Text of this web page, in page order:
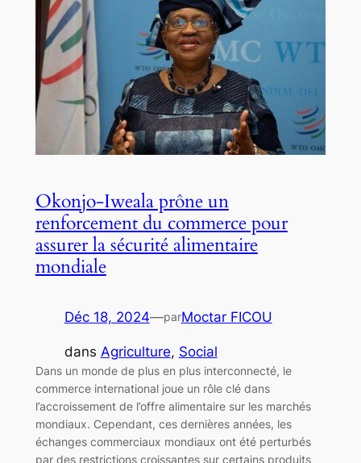
Okonjo-Iweala prône un
renforcement du commerce pour
assurer la sécurité alimentaire
mondiale
Déc 18, 2024—parMoctar FICOU
dans Agriculture, Social
Dans un monde de plus en plus interconnecté, le
commerce international joue un rôle clé dans
l’accroissement de l’offre alimentaire sur les marchés
mondiaux. Cependant, ces dernières années, les
échanges commerciaux mondiaux ont été perturbés
par des restrictions croissantes sur certains produits